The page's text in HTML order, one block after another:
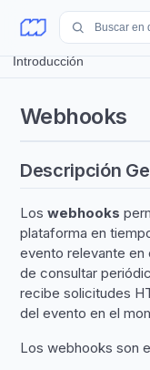
Webhooks/
Webhooks
Descripción
Los webhooks
plataforma en
evento relevante en
de consultar
recibe solicitudes
del evento en el
Los webhooks son